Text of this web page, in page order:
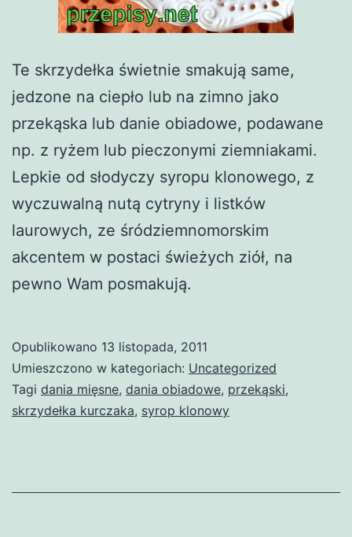
Te skrzydełka świetnie smakują same,
jedzone na ciepło lub na zimno jako
przekąska lub danie obiadowe, podawane
np. z ryżem lub pieczonymi ziemniakami.
Lepkie od słodyczy syropu klonowego, z
wyczuwalną nutą cytryny i listków
laurowych, ze śródziemnomorskim
akcentem w postaci świeżych ziół, na
pewno Wam posmakują.
Opublikowano 13 listopada, 2011
Umieszczono w kategoriach: Uncategorized
Tagi dania mięsne, dania obiadowe, przekąski,
skrzydełka kurczaka, syrop klonowy